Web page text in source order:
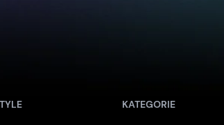
KATEGORIE